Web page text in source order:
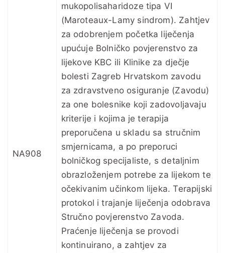
NA908
mukopolisaharidoze tipa VI
(Maroteaux-Lamy sindrom). Zahtjev
za odobrenjem početka liječenja
upućuje Bolničko povjerenstvo za
lijekove KBC ili Klinike za dječje
bolesti Zagreb Hrvatskom zavodu
za zdravstveno osiguranje (Zavodu)
za one bolesnike koji zadovoljavaju
kriterije i kojima je terapija
preporučena u skladu sa stručnim
smjernicama, a po preporuci
bolničkog specijaliste, s detaljnim
obrazloženjem potrebe za lijekom te
očekivanim učinkom lijeka. Terapijski
protokol i trajanje liječenja odobrava
Stručno povjerenstvo Zavoda.
Praćenje liječenja se provodi
kontinuirano, a zahtjev za